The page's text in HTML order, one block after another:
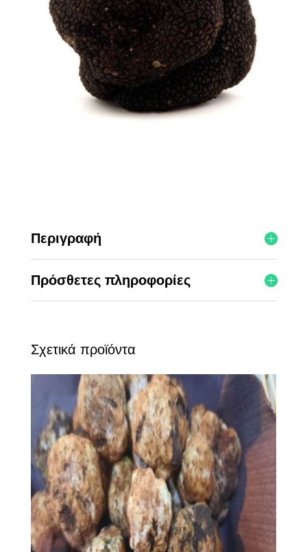
Περιγραφή
Πρόσθετες πληροφορίες
Σχετικά προϊόντα